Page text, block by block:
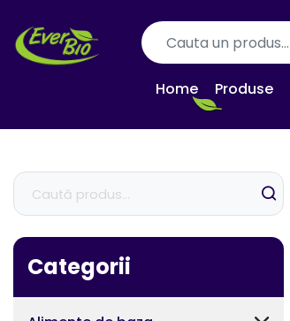
Home Produse
Categorii